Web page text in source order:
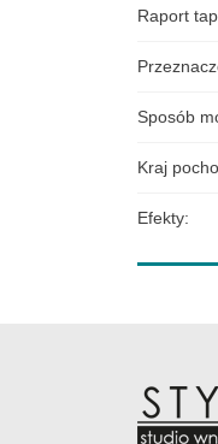
Raport
Sposób
Kraj
Efekty: